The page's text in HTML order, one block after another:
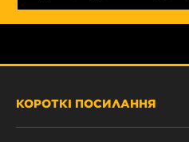
КОРОТКІ ПОСИЛАННЯ